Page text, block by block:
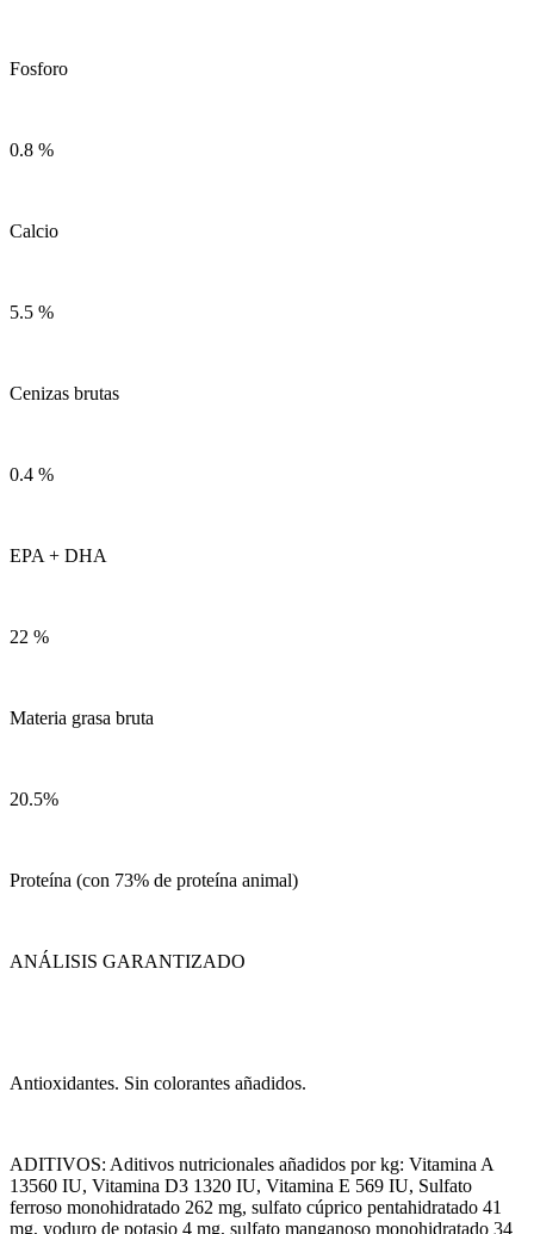
Fosforo
0.8 %
Calcio
5.5 %
Cenizas brutas
0.4 %
EPA + DHA
22 %
Materia grasa bruta
20.5%
Proteína (con 73% de proteína animal)
ANÁLISIS GARANTIZADO
Antioxidantes. Sin colorantes añadidos.
ADITIVOS: Aditivos nutricionales añadidos por kg: Vitamina A
13560 IU, Vitamina D3 1320 IU, Vitamina E 569 IU, Sulfato
ferroso monohidratado 262 mg, sulfato cúprico pentahidratado 41
mg, yoduro de potasio 4 mg, sulfato manganoso monohidratado 34